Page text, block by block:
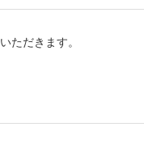
ただきます。